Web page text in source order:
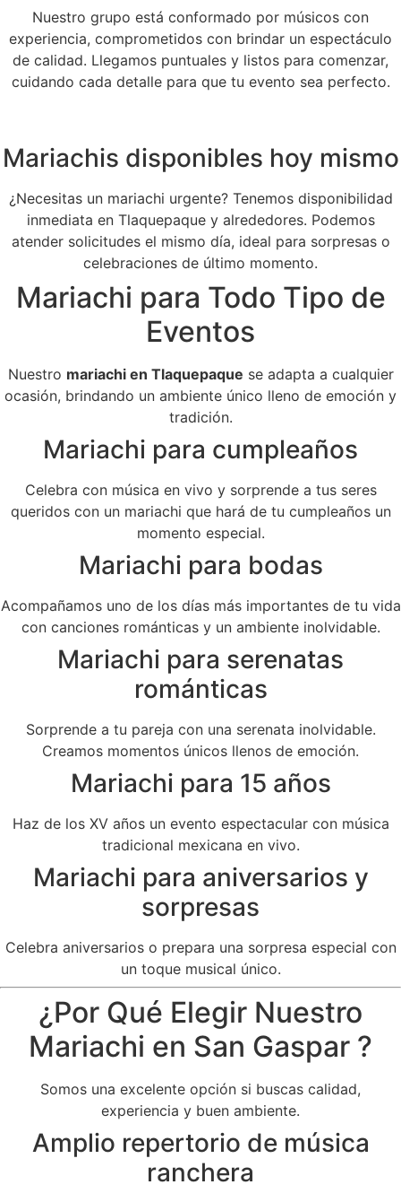
Nuestro grupo está conformado por músicos con
experiencia, comprometidos con brindar un espectáculo
de calidad. Llegamos puntuales y listos para comenzar,
cuidando cada detalle para que tu evento sea perfecto.
Mariachis disponibles hoy mismo
¿Necesitas un mariachi urgente? Tenemos disponibilidad
inmediata en Tlaquepaque y alrededores. Podemos
atender solicitudes el mismo día, ideal para sorpresas o
celebraciones de último momento.
Mariachi para Todo Tipo de
Eventos
Nuestro mariachi en Tlaquepaque se adapta a cualquier
ocasión, brindando un ambiente único lleno de emoción y
tradición.
Mariachi para cumpleaños
Celebra con música en vivo y sorprende a tus seres
queridos con un mariachi que hará de tu cumpleaños un
momento especial.
Mariachi para bodas
Acompañamos uno de los días más importantes de tu vida
con canciones románticas y un ambiente inolvidable.
Mariachi para serenatas
románticas
Sorprende a tu pareja con una serenata inolvidable.
Creamos momentos únicos llenos de emoción.
Mariachi para 15 años
Haz de los XV años un evento espectacular con música
tradicional mexicana en vivo.
Mariachi para aniversarios y
sorpresas
Celebra aniversarios o prepara una sorpresa especial con
un toque musical único.
¿Por Qué Elegir Nuestro
Mariachi en San Gaspar ?
Somos una excelente opción si buscas calidad,
experiencia y buen ambiente.
Amplio repertorio de música
ranchera